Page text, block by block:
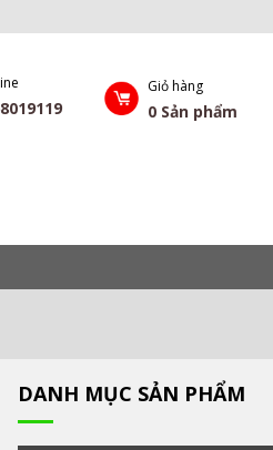
Giỏ hàng
0 Sản phẩm
DANH MỤC SẢN PHẨM